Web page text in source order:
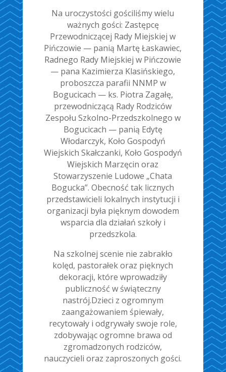
Na uroczystości gościliśmy wielu
ważnych gości: Zastępcę
Przewodniczącej Rady Miejskiej w
Pińczowie — panią Martę Łaskawiec,
Radnego Rady Miejskiej w Pińczowie
— pana Kazimierza Klasińskiego,
proboszcza parafii NNMP w
Bogucicach — ks. Piotra Zagałę,
przewodniczącą Rady Rodziców
Zespołu Szkolno-Przedszkolnego w
Bogucicach — panią Edytę
Włodarczyk, Koło Gospodyń
Wiejskich Skałczanki, Koło Gospodyń
Wiejskich Marzęcin oraz
Stowarzyszenie Ludowe „Chata
Bogucka”. Obecność tak licznych
przedstawicieli lokalnych instytucji i
organizacji była pięknym dowodem
wsparcia dla działań szkoły i
przedszkola.
Na szkolnej scenie nie zabrakło
kolęd, pastorałek oraz pięknych
dekoracji, które wprowadziły
publiczność w świąteczny
nastrój.Dzieci z ogromnym
zaangażowaniem śpiewały,
recytowały i odgrywały swoje role,
zdobywając ogromne brawa od
zgromadzonych rodziców,
nauczycieli oraz zaproszonych gości.